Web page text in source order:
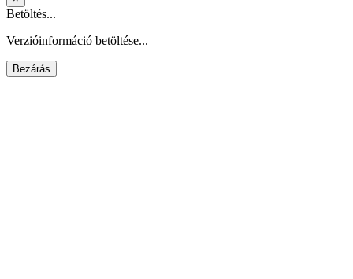
Betöltés...
Verzióinformáció betöltése...
Bezárás